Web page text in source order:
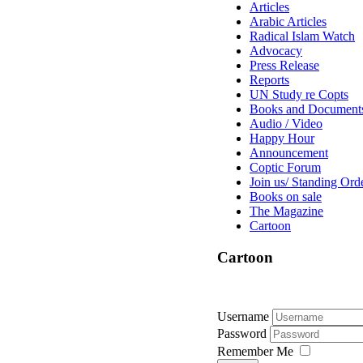
Articles
Arabic Articles
Radical Islam Watch
Advocacy
Press Release
Reports
UN Study re Copts
Books and
Audio / Video
Happy Hour
Announcement
Coptic Forum
Join us/ Standing
Books on sale
The Magazine
Cartoon
Cartoon
Username
Password
Remember Me